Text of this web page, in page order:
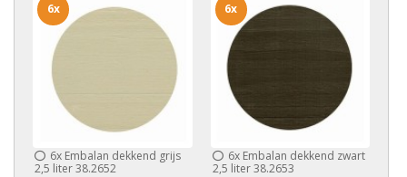
6x Embalan dekkend grijs
2,5 liter 38.2652
6x
6xEmbalan dekkend zwart
2,5 liter 38.2653
6x